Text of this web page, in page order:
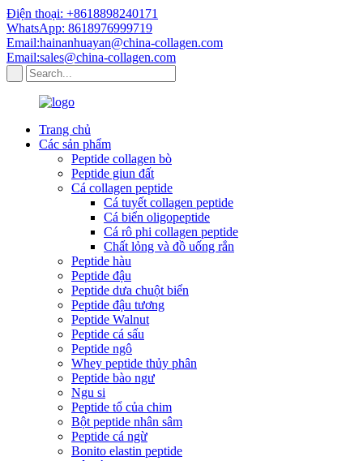
Điện thoại: +8618898240171
WhatsApp: 8618976999719
Email:hainanhuayan@china-collagen.com
Email:sales@china-collagen.com
Trang chủ
Các sản phẩm
Peptide collagen bò
Peptide giun đất
Cá collagen peptide
Cá tuyết collagen peptide
Cá biển oligopeptide
Cá rô phi collagen peptide
Chất lỏng và đồ uống rắn
Peptide hàu
Peptide đậu
Peptide dưa chuột biển
Peptide đậu tương
Peptide Walnut
Peptide cá sấu
Peptide ngô
Whey peptide thủy phân
Peptide bào ngư
Ngu si
Peptide tổ của chim
Bột peptide nhân sâm
Peptide cá ngừ
Bonito elastin peptide